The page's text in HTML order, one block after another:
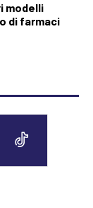
modelli
di farmaci